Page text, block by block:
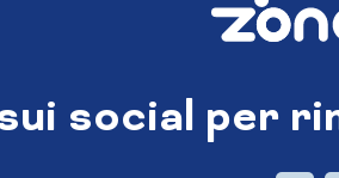
social per